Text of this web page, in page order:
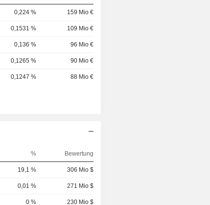
0,224 % 159 Mio €
0,1531 % 109 Mio €
0,136 % 96 Mio €
0,1265 % 90 Mio €
0,1247 % 88 Mio €
% Bewertung
19,1 % 306 Mio $
0,01 % 271 Mio $
0 % 230 Mio $